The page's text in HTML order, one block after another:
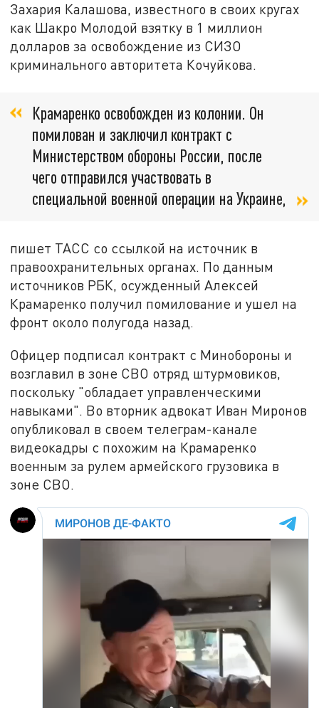
Захария Калашова, известного в своих кругах
как Шакро Молодой взятку в 1 миллион
долларов за освобождение из СИЗО
криминального авторитета Кочуйкова.
Крамаренко освобожден из колонии. Он
помилован и заключил контракт с
Министерством обороны России, после
чего отправился участвовать в
специальной военной операции на Украине,
пишет ТАСС со ссылкой на источник в
правоохранительных органах. По данным
источников РБК, осужденный Алексей
Крамаренко получил помилование и ушел на
фронт около полугода назад.
Офицер подписал контракт с Минобороны и
возглавил в зоне СВО отряд штурмовиков,
поскольку "обладает управленческими
навыками". Во вторник адвокат Иван Миронов
опубликовал в своем телеграм-канале
видеокадры с похожим на Крамаренко
военным за рулем армейского грузовика в
зоне СВО.